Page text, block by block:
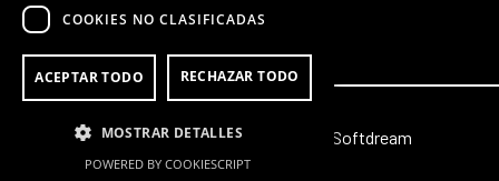
© 2026 Octubre | Web creada por Softdream
COOKIES NO CLASIFICADAS
ACEPTAR TODO RECHAZAR TODO
MOSTRAR DETALLES
POWERED BY COOKIESCRIPT